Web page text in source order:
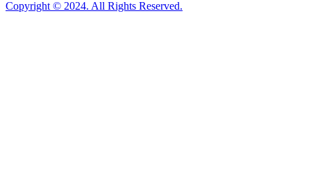
Copyright © 2024. All Rights Reserved.